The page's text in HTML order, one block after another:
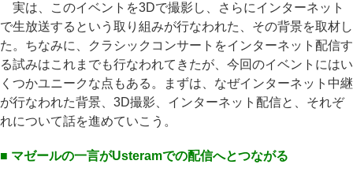
実は、このイベントを3Dで撮影し、さらにインターネット
で生放送するという取り組みが行なわれた、その背景を取材し
た。ちなみに、クラシックコンサートをインターネット配信す
る試みはこれまでも行なわれてきたが、今回のイベントにはい
くつかユニークな点もある。まずは、なぜインターネット中継
が行なわれた背景、3D撮影、インターネット配信と、それぞ
れについて話を進めていこう。
■ マゼールの一言がUsteramでの配信へとつながる